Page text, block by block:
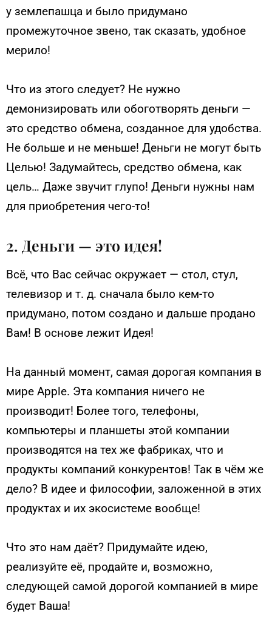
у землепашца и было придумано
промежуточное звено, так сказать, удобное
мерило!
Что из этого следует? Не нужно
демонизировать или обоготворять деньги —
это средство обмена, созданное для удобства.
Не больше и не меньше! Деньги не могут быть
Целью! Задумайтесь, средство обмена, как
цель… Даже звучит глупо! Деньги нужны нам
для приобретения чего-то!
2. Деньги — это идея!
Всё, что Вас сейчас окружает — стол, стул,
телевизор и т. д. сначала было кем-то
придумано, потом создано и дальше продано
Вам! В основе лежит Идея!
На данный момент, самая дорогая компания в
мире Apple. Эта компания ничего не
производит! Более того, телефоны,
компьютеры и планшеты этой компании
производятся на тех же фабриках, что и
продукты компаний конкурентов! Так в чём же
дело? В идее и философии, заложенной в этих
продуктах и их экосистеме вообще!
Что это нам даёт? Придумайте идею,
реализуйте её, продайте и, возможно,
следующей самой дорогой компанией в мире
будет Ваша!